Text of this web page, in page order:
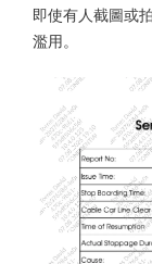
即使有人截圖或
濫用。